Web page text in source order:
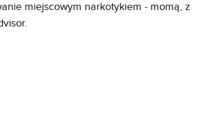
miejscowym narkotykiem - momą, z